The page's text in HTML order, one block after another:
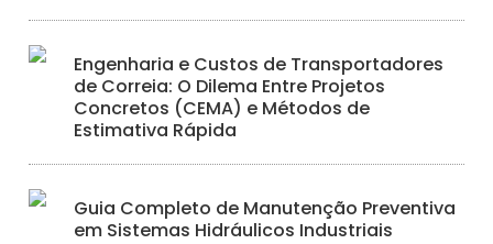
Engenharia e Custos de Transportadores
de Correia: O Dilema Entre Projetos
Concretos (CEMA) e Métodos de
Estimativa Rápida
Guia Completo de Manutenção Preventiva
em Sistemas Hidráulicos Industriais